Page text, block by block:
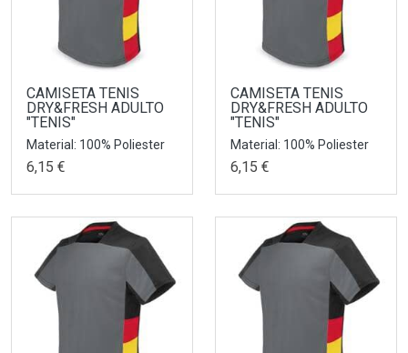
CAMISETA TENIS
DRY&FRESH ADULTO
"TENIS"
Material: 100% Poliester
6,15 €
CAMISETA TENIS
DRY&FRESH ADULTO
"TENIS"
Material: 100% Poliester
6,15 €